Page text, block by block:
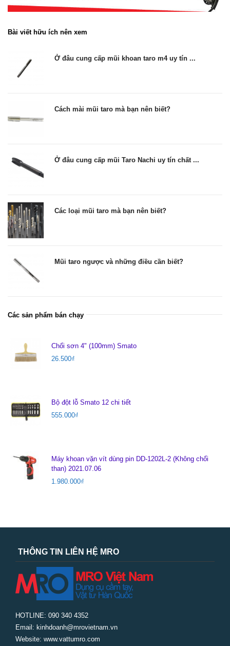
Bài viết hữu ích nên xem
Ở đâu cung cấp mũi khoan taro m4 uy tín ...
Cách mài mũi taro mà bạn nên biết?
Ở đâu cung cấp mũi Taro Nachi uy tín chất ...
Các loại mũi taro mà bạn nên biết?
Mũi taro ngược và những điều cần biết?
Các sản phẩm bán chạy
Chổi sơn 4" (100mm) Smato
26.500₫
Bộ đột lỗ Smato 12 chi tiết
555.000₫
Máy khoan vặn vít dùng pin DD-1202L-2 (Không chổi
than) 2021.07.06
1.980.000₫
THÔNG TIN LIÊN HỆ MRO
HOTLINE: 090 340 4352
Email: kinhdoanh@mrovietnam.vn
Website: www.vattumro.com